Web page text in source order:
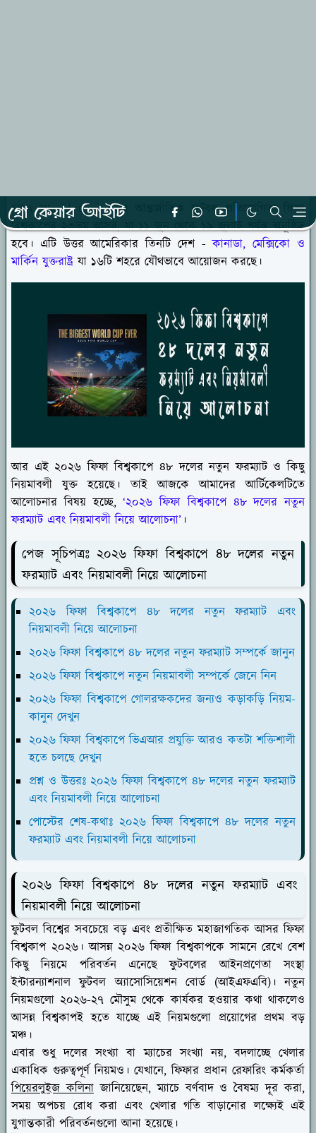
FIFA World Cup) হলো আন্তর্জাতিক ফুটবল প্রতিযোগিতা ফিফা
বিশ্বকাপের ২৩তম আসর, যা ১১ জুন থেকে ১৯ জুলাই পর্যন্ত অনুষ্ঠিত
হবে। এটি উত্তর আমেরিকার তিনটি দেশ -কানাডা, মেক্সিকো ও
মার্কিন যুক্তরাষ্ট্র যা ১৬টি শহরে যৌথভাবে আয়োজন করছে।
আর এই ২০২৬ ফিফা বিশ্বকাপে ৪৮ দলের নতুন ফরম্যাট ও ‍কিছু
নিয়মাবলী যুক্ত হয়েছে। তাই আজকে আমাদের আর্টিকেলটিতে
আলোচনার বিষয় হচ্ছে,‘২০২৬ ফিফা বিশ্বকাপে ৪৮ দলের নতুন
ফরম্যাট এবং নিয়মাবলী নিয়ে আলোচনা’ ।
পেজ সূচিপত্রঃ ২০২৬ ফিফা বিশ্বকাপে ৪৮ দলের নতুন
ফরম্যাট এবং নিয়মাবলী নিয়ে আলোচনা
২০২৬ ফিফা বিশ্বকাপে ৪৮ দলের নতুন ফরম্যাট এবং
নিয়মাবলী নিয়ে আলোচনা
২০২৬ ফিফা বিশ্বকাপে ৪৮ দলের নতুন ফরম্যাট সম্পর্কে জানুন
২০২৬ ফিফা বিশ্বকাপে নতুন নিয়মাবলী সম্পর্কে জেনে নিন
২০২৬ ফিফা বিশ্বকাপে গোলরক্ষকদের জন্যও কড়াকড়ি নিয়ম-
কানুন দেখুন
২০২৬ ফিফা বিশ্বকাপে ভিএআর প্রযুক্তি আরও কতটা শক্তিশালী
হতে চলছে দেখুন
প্রশ্ন ও উত্তরঃ ২০২৬ ফিফা বিশ্বকাপে ৪৮ দলের নতুন ফরম্যাট
এবং নিয়মাবলী নিয়ে আলোচনা
পোস্টের শেষ-কথাঃ ২০২৬ ফিফা বিশ্বকাপে ৪৮ দলের নতুন
ফরম্যাট এবং নিয়মাবলী নিয়ে আলোচনা
২০২৬ ফিফা বিশ্বকাপে ৪৮ দলের নতুন ফরম্যাট এবং
নিয়মাবলী নিয়ে আলোচনা
ফুটবল বিশ্বের সবচেয়ে বড় এবং প্রতীক্ষিত মহাজাগতিক আসর ফিফা
বিশ্বকাপ ২০২৬। আসন্ন ২০২৬ ফিফা বিশ্বকাপকে সামনে রেখে বেশ
কিছু নিয়মে পরিবর্তন এনেছে ফুটবলের আইনপ্রণেতা সংস্থা
ইন্টারন্যাশনাল ফুটবল অ্যাসোসিয়েশন বোর্ড (আইএফএবি)। নতুন
নিয়মগুলো ২০২৬-২৭ মৌসুম থেকে কার্যকর হওয়ার কথা থাকলেও
আসন্ন বিশ্বকাপই হতে যাচ্ছে এই নিয়মগুলো প্রয়োগের প্রথম বড়
মঞ্চ।
এবার শুধু দলের সংখ্যা বা ম্যাচের সংখ্যা নয়, বদলাচ্ছে খেলার
একাধিক গুরুত্বপূর্ণ নিয়মও। যেখানে, ফিফার প্রধান রেফারিং কর্মকর্তা
পিয়েরলুইজ কলিনাজানিয়েছেন, ম্যাচে বর্ণবাদ ও বৈষম্য দূর করা,
সময় অপচয় রোধ করা এবং খেলার গতি বাড়ানোর লক্ষ্যেই এই
যুগান্তকারী পরিবর্তনগুলো আনা হয়েছে।